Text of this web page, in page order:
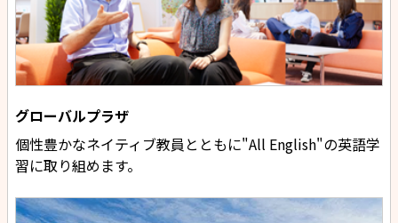
グローバルプラザ
個性豊かなネイティブ教員とともに"All English"の英語学
習に取り組めます。